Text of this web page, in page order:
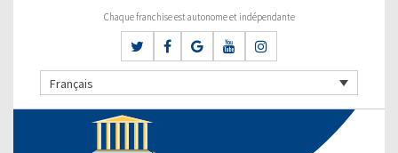
Chaque franchise est autonome et indépendante
Français